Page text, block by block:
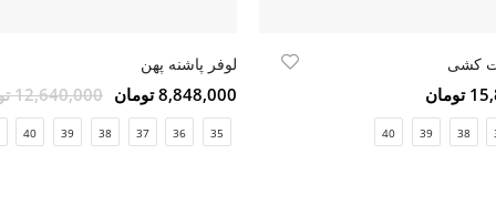
کشی
38
39
40
لوفر پاشنه پهن
8,848,000 تومان 12,640,000 تومان
35
36
37
38
39
40